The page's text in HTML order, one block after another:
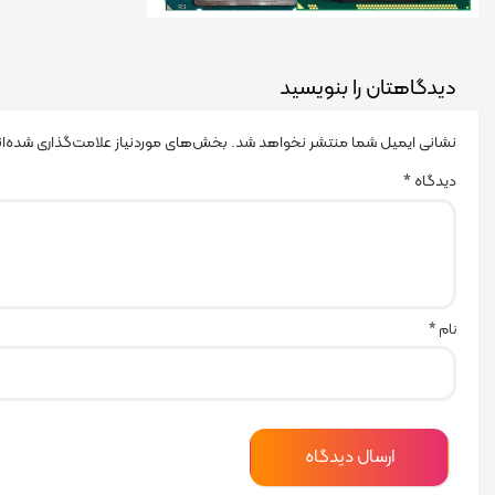
دیدگاهتان را بنویسید
نشانی ایمیل شما منتشر نخواهد شد. بخش‌های موردنیاز علامت‌گذاری
دیدگاه*
نام *